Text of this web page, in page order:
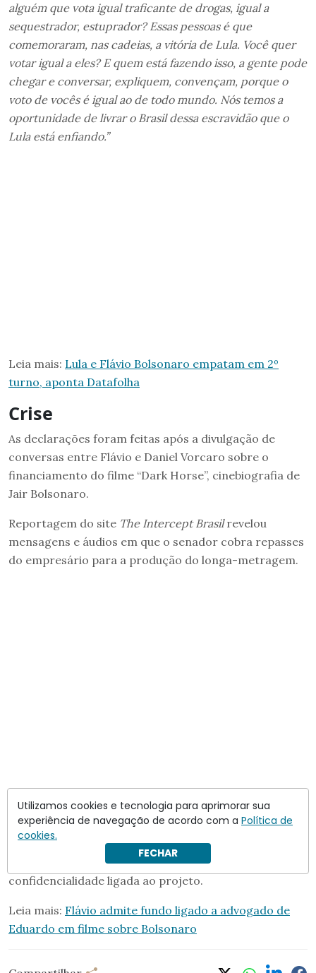
alguém que vota igual traficante de drogas, igual a
sequestrador, estuprador? Essas pessoas é que
comemoraram, nas cadeias, a vitória de Lula. Você quer
votar igual a eles? E quem está fazendo isso, a gente pode
chegar e conversar, expliquem, convençam, porque o
voto de vocês é igual ao de todo mundo. Nós temos a
oportunidade de livrar o Brasil dessa escravidão que o
Lula está enfiando.”
Leia mais: Lula e Flávio Bolsonaro empatam em 2º
turno, aponta Datafolha
Crise
As declarações foram feitas após a divulgação de
conversas entre Flávio e Daniel Vorcaro sobre o
financiamento do filme “Dark Horse”, cinebiografia de
Jair Bolsonaro.
Reportagem do site The Intercept Brasilrevelou
mensagens e áudios em que o senador cobra repasses
do empresário para a produção do longa-metragem.
Nos últimos dias, Flávio disse que omitiu a relação com
Vorcaro por causa de uma suposta cláusula de
confidencialidade ligada ao projeto.
Leia mais: Flávio admite fundo ligado a advogado de
Eduardo em filme sobre Bolsonaro
Utilizamos cookies e tecnologia para aprimorar sua
experiência de navegação de acordo com a Política de
cookies.
FECHAR